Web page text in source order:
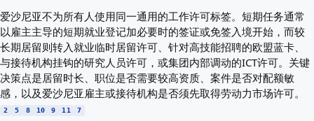
爱沙尼亚不为所有人使用同一通用的工作许可标签。短期任务通常
以雇主主导的短期就业登记加必要时的签证或免签入境开始，而较
长期居留则转入就业临时居留许可、针对高技能招聘的欧盟蓝卡、
与接待机构挂钩的研究人员许可，或集团内部调动的ICT许可。关键
决策点是居留时长、职位是否需要较高资质、案件是否对配额敏
感，以及爱沙尼亚雇主或接待机构是否须先取得劳动力市场许可。
2 5 8 10 9 11 7